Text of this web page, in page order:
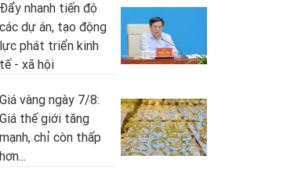
Đẩy nhanh tiến độ
các dự án, tạo động
lực phát triển kinh
tế - xã hội
Giá vàng ngày 7/8:
Giá thế giới tăng
mạnh, chỉ còn thấp
hơn...